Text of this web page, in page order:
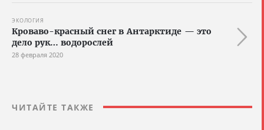
ЭКОЛОГИЯ
Кроваво-красный снег в Антарктиде — это
дело рук… водорослей
28 февраля 2020
ЧИТАЙТЕ ТАКЖЕ